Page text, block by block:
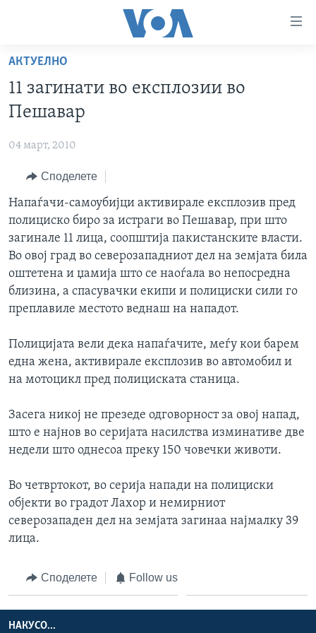
пристапност
Премини
на
главната
Премини
за
навигација
Пребарувај
МАКЕДОНИЈА
СВЕТ
ЕКОНОМИЈА
ПОЛИТИКА
ЗДРАВЈЕ
НАУКА
УМЕТНОСТ И ЗАБАВА
ФОТОГАЛЕРИИ
ДОКУМЕНТАРЦИ
АРХИВИРАНА ПРОГРАМА
NEWSFLASH - АРХИВА
ВЕСТИ ОД САД ВО МИНУТА - АРХИВА
ИЗБОРИ ВО САД 2020 - АРХИВА
ЗА НАС
Learning English
НАКУСО...
Јазици
АКТУЕЛНО
11 загинати во експлозии во
Пешавар
04 март, 2010
Споделете
Напаѓачи-самоубијци активирале експлозив пред
полициско биро за истраги во Пешавар, при што
загинале 11 лица, соопштија пакистанските власти.
Во овој град во северозападниот дел на земјата била
оштетена и џамија што се наоѓала во непосредна
близина, а спасувачки екипи и полициски сили го
преплавиле местото веднаш на нападот.
Полицијата вели дека напаѓачите, меѓу кои барем
една жена, активирале експлозив во автомобил и
на мотоцикл пред полициската станица.
Засега никој не презеде одговорност за овој напад,
што е најнов во серијата насилства изминативе две
недели што однесоа преку 150 човечки животи.
Во четвртокот, во серија напади на полициски
објекти во градот Лахор и немирниот
северозападен дел на земјата загинаа најмалку 39
лица.
Споделете Follow us
НАКУСО...